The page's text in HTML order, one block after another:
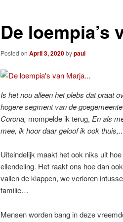
De loempia’s
Posted on April 3, 2020bypaul
Is het nou alleen het plebs dat praat
hogere segment van de
Corona, mompelde ik terug, En als
mee, ik hoor daar geloof ik ook thuis,..
Uiteindelijk maakt het ook niks uit
ellendeling. Het raakt ons hoe dan
vallen de klappen, we verloren
familie…
Mensen worden bang in deze